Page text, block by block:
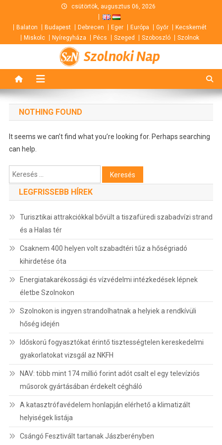
content
csütörtök, augusztus 06, 2026
Balaton Budapest Debrecen Eger Európa Győr
Kecskemét
Miskolc
Nyíregyháza Pécs Szeged Szoboszló Szolnok
Szolnoki Nap
NOTHING FOUND
It seems we can’t find what you’re looking for. Perhaps searching
can help.
Keresés:
LEGFRISSEBB HÍREK
Turisztikai attrakciókkal bővült a tiszafüredi szabadvízi strand
és a Halas tér
Csaknem 400 helyen volt szabadtéri tűz a hőségriadó
kihirdetése óta
Energiatakarékossági és vízvédelmi intézkedések lépnek
életbe Szolnokon
Szolnokon is ingyen strandolhatnak a helyiek a rendkívüli
hőség idején
Időskorú fogyasztókat érintő tisztességtelen kereskedelmi
gyakorlatokat vizsgál az NKFH
NAV: több mint 174 millió forint adót csalt el egy televíziós
műsorok gyártásában érdekelt cégháló
A katasztrófavédelem honlapján elérhető a klimatizált
helyiségek listája
Csángó Fesztivált tartanak Jászberényben